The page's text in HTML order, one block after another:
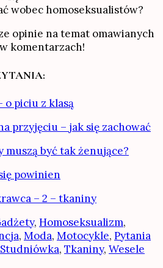
wobec homoseksualistów?
opinie na temat omawianych
komentarzach!
o piciu z klasą
przyjęciu – jak się zachować
muszą być tak żenujące?
powinien
– 2 – tkaniny
, Homoseksualizm,
, Moda, Motocykle, Pytania
Studniówka, Tkaniny, Wesele